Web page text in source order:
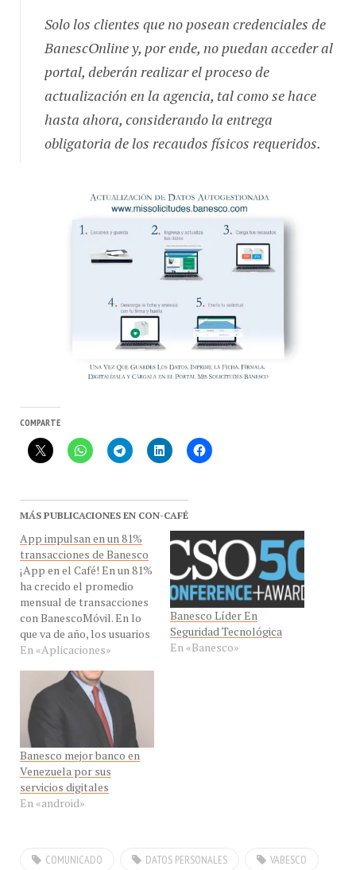
Solo los clientes que no posean credenciales de
BanescOnline y, por ende, no puedan acceder al
portal, deberán realizar el proceso de
actualización en la agencia, tal como se hace
hasta ahora, considerando la entrega
obligatoria de los recaudos físicos requeridos.
MÁS PUBLICACIONES EN CON-CAFÉ
transacciones de Banesco
¡App en el Café! En un 81%
ha crecido el promedio
mensual de transacciones
con BanescoMóvil. En lo
que va de año, los usuarios
de la entidad financiera
realizan una media de 27,05
millones de operaciones al
mes a través de las
aplicaciones móviles
presentes en en todas las
plataformas…
En «Aplicaciones»
Banesco Líder En
Seguridad Tecnológica
En «Banesco»
Banesco mejor banco en
Venezuela por sus
servicios digitales
En «android»